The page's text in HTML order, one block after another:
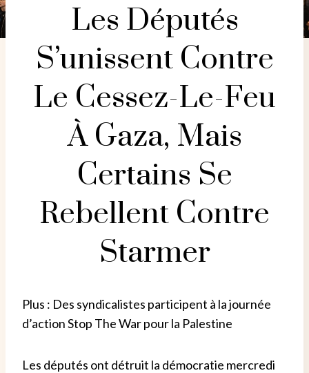
Les Députés
S’unissent Contre
Le Cessez-Le-Feu
À Gaza, Mais
Certains Se
Rebellent Contre
Starmer
Plus : Des syndicalistes participent à la journée
d’action Stop The War pour la Palestine
Les députés ont détruit la démocratie mercredi